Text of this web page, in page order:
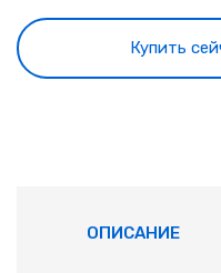
Купить
ОПИСАНИЕ